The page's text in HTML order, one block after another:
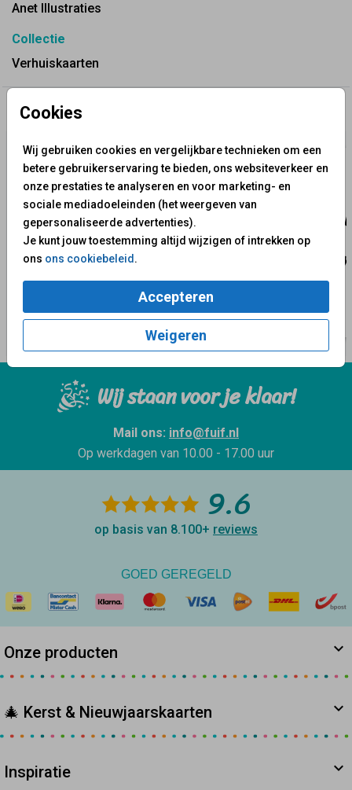
Cookies
Wij gebruiken cookies en vergelijkbare technieken om een
betere gebruikerservaring te bieden, ons websiteverkeer en
onze prestaties te analyseren en voor marketing- en
sociale mediadoeleinden (het weergeven van
gepersonaliseerde advertenties).
Je kunt jouw toestemming altijd wijzigen of intrekken op
ons ons cookiebeleid.
Accepteren
Weigeren
Anet Illustraties
Collectie
Verhuiskaarten
✨ Deze ontwerpen vind je misschien ook leuk
Wij staan voor je klaar!
Mail ons: info@fuif.nl
Op werkdagen van 10.00 - 17.00 uur
9.6
op basis van 8.100+ reviews
GOED GEREGELD
Onze producten
🎄 Kerst & Nieuwjaarskaarten
Inspiratie